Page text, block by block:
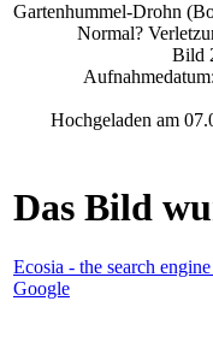
Gartenhummel-Drohn
Normal?
Bild
Hochgeladen am
Das Bild
Ecosia - the search
Google